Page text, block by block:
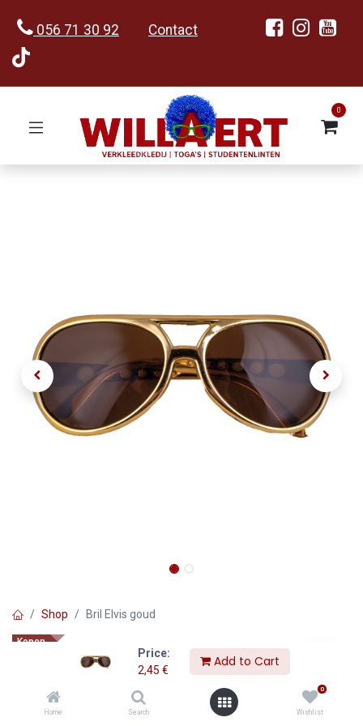
Price:
2,45 €
Add to Cart
Home Search
0
Wishlist
056 71 30 92 Contact
0
Shop Bril Elvis goud
Kopen
Bril Elvis goud
2,45€